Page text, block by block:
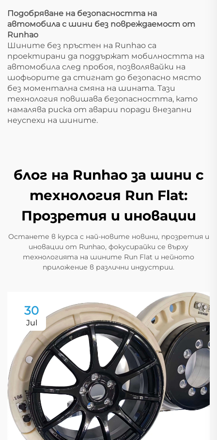
Подобряване на безопасността на
автомобила с шини без повреждаемост от
Runhao
Шините без пръстен на Runhao са
проектирани да поддържат мобилността на
автомобила след пробоя, позволявайки на
шофьорите да стигнат до безопасно място
без моментална смяна на шината. Тази
технология повишава безопасността, като
намалява риска от аварии поради внезапни
неуспехи на шините.
блог на Runhao за шини с
технология Run Flat:
Прозретия и иновации
Останете в курса с най-новите новини, прозретия и
иновации от Runhao, фокусирайки се върху
технологията на шините Run Flat и нейното
приложение в различни индустрии.
30
Jul